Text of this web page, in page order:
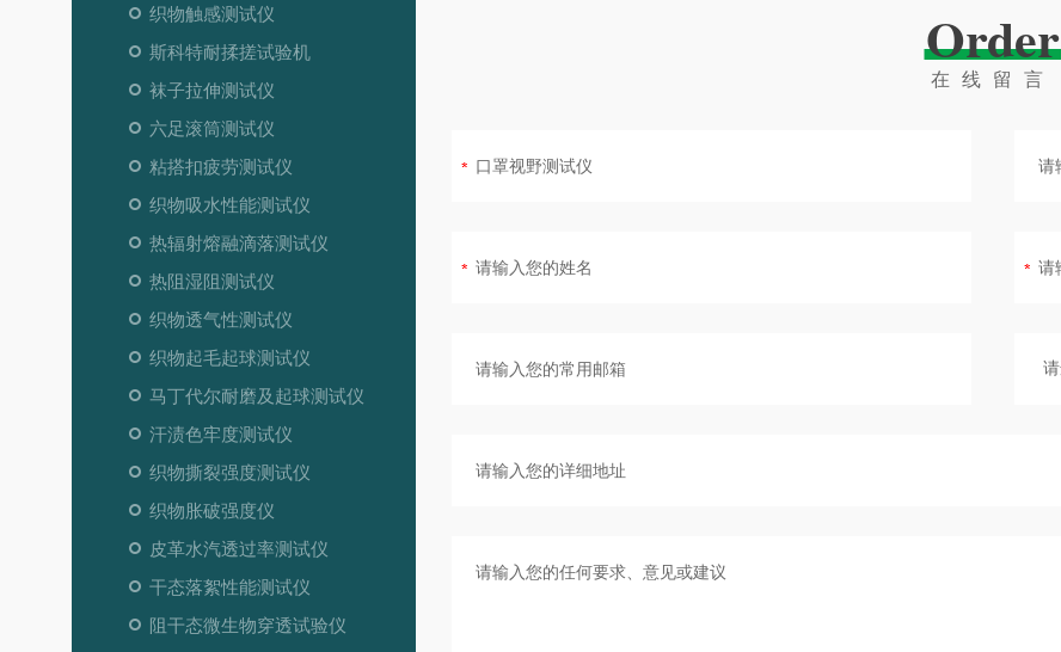
织物触感测试仪
斯科特耐揉搓试验机
袜子拉伸测试仪
六足滚筒测试仪
粘搭扣疲劳测试仪
织物吸水性能测试仪
热辐射熔融滴落测试仪
热阻湿阻测试仪
织物透气性测试仪
织物起毛起球测试仪
马丁代尔耐磨及起球测试仪
汗渍色牢度测试仪
织物撕裂强度测试仪
织物胀破强度仪
皮革水汽透过率测试仪
干态落絮性能测试仪
阻干态微生物穿透试验仪
Order
在线留言